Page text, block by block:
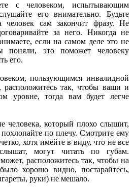
с человеком, испытывающим
его внимательно. Будьте
человек сам закончит фразу. Не
за него. Никогда не
если на самом деле это не
поняли, это поможет человеку
его.
пользующимся инвалидной
расположитесь так, чтобы ваши и
уровне, тогда вам будет легче
человека, который плохо слышит,
по плечу. Смотрите ему
хотя имейте в виду, что не все
могут читать по губам.
расположитесь так, чтобы на
хорошо видно, постарайтесь,
руки) не мешало.